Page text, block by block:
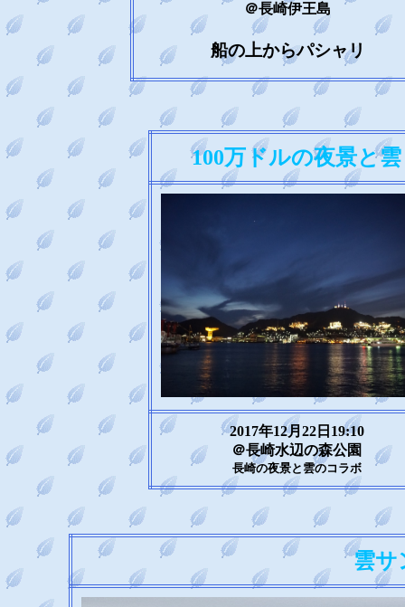
＠長崎伊王島
船の上からパシャリ
100万ドルの夜景と雲
2017年12月22日19:10
＠長崎水辺の森公園
長崎の夜景と雲のコラボ
雲サ